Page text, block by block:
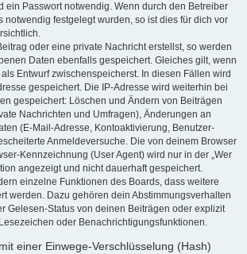
ein Passwort notwendig. Wenn durch den Betreiber
notwendig festgelegt wurden, so ist dies für dich vor
oder eine private Nachricht erstellst, so werden
Daten ebenfalls gespeichert. Gleiches gilt, wenn
Entwurf zwischenspeicherst. In diesen Fällen wird
gespeichert. Die IP-Adresse wird weiterhin bei
gespeichert: Löschen und Ändern von Beiträgen
Nachrichten und Umfragen), Änderungen an
(E-Mail-Adresse, Kontoaktivierung, Benutzer-
Anmeldeversuche. Die von deinem Browser
Kennzeichnung (User Agent) wird nur in der „Wer
angezeigt und nicht dauerhaft gespeichert.
einzelne Funktionen des Boards, dass weitere
werden. Dazu gehören dein Abstimmungsverhalten
Gelesen-Status von deinen Beiträgen oder explizit
oder Benachrichtigungsfunktionen.
einer Einwege-Verschlüsselung (Hash)